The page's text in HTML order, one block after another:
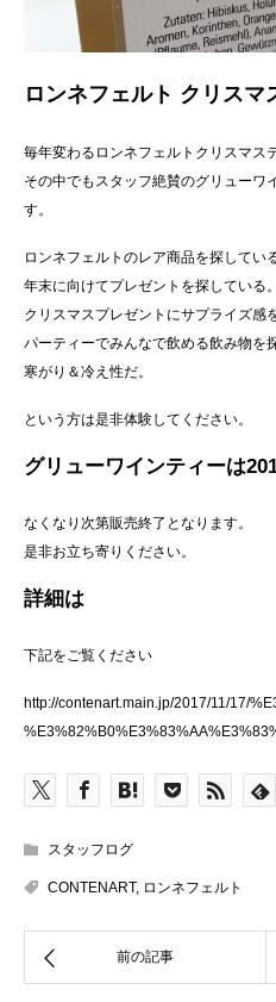
ロンネフェルト クリスマ
毎年変わるロンネフェルトクリスマス
その中でもスタッフ絶賛のグリューワ
す。
ロンネフェルトのレア商品を探している
年末に向けてプレゼントを探している。
クリスマスプレゼントにサプライズ感
パーティーでみんなで飲める飲み物を
寒がり＆冷え性だ。
という方は是非体験してください。
グリューワインティーは
なくなり次第販売終了となります。
是非お立ち寄りください。
詳細は
下記をご覧ください
http://contenart.main.jp/2017/11/17/
スタッフログ
CONTENART, ロンネフェルト